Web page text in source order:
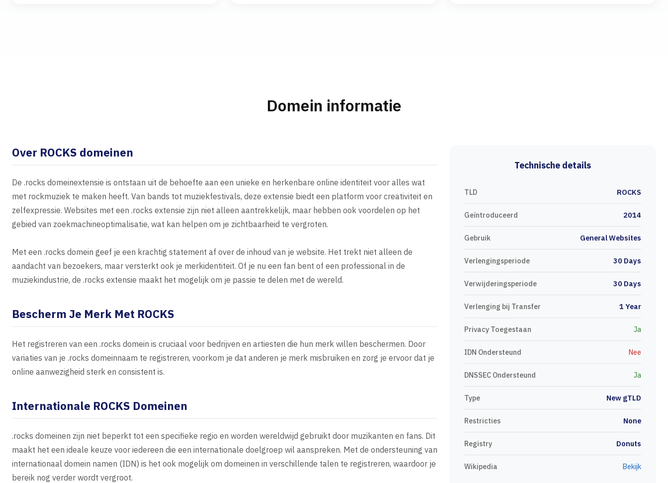
Domein informatie
Over ROCKS domeinen
De .rocks domeinextensie is ontstaan uit de behoefte aan een unieke en herkenbare online identiteit voor alles wat
met rockmuziek te maken heeft. Van bands tot muziekfestivals, deze extensie biedt een platform voor creativiteit en
zelfexpressie. Websites met een .rocks extensie zijn niet alleen aantrekkelijk, maar hebben ook voordelen op het
gebied van zoekmachineoptimalisatie, wat kan helpen om je zichtbaarheid te vergroten.
Met een .rocks domein geef je een krachtig statement af over de inhoud van je website. Het trekt niet alleen de
aandacht van bezoekers, maar versterkt ook je merkidentiteit. Of je nu een fan bent of een professional in de
muziekindustrie, de .rocks extensie maakt het mogelijk om je passie te delen met de wereld.
Bescherm Je Merk Met ROCKS
Het registreren van een .rocks domein is cruciaal voor bedrijven en artiesten die hun merk willen beschermen. Door
variaties van je .rocks domeinnaam te registreren, voorkom je dat anderen je merk misbruiken en zorg je ervoor dat je
online aanwezigheid sterk en consistent is.
Internationale ROCKS Domeinen
.rocks domeinen zijn niet beperkt tot een specifieke regio en worden wereldwijd gebruikt door muzikanten en fans. Dit
maakt het een ideale keuze voor iedereen die een internationale doelgroep wil aanspreken. Met de ondersteuning van
internationaal domein namen (IDN) is het ook mogelijk om domeinen in verschillende talen te registreren, waardoor je
bereik nog verder wordt vergroot.
Technische details
TLD ROCKS
Geïntroduceerd 2014
Gebruik General Websites
Verlengingsperiode 30 Days
Verwijderingsperiode 30 Days
Verlenging bij Transfer 1 Year
Privacy Toegestaan Ja
IDN Ondersteund Nee
DNSSEC Ondersteund Ja
Type New gTLD
Restricties None
Registry Donuts
Wikipedia Bekijk